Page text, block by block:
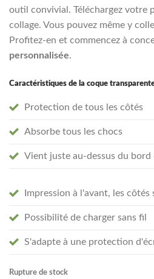
outil convivial. Téléchargez votre
collage. Vous pouvez même y
Profitez-en et commencez à
personnalisée.
Caractéristiques de la coque
Protection de tous les côtés
Absorbe tous les chocs
Vient juste au-dessus du bord
Impression à l'avant, les
Possibilité de charger sans fil
S'adapte à une protection
Rupture de stock